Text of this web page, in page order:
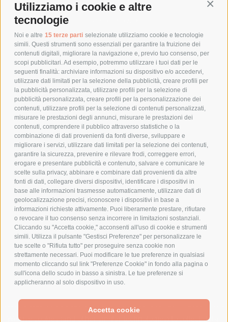
Utilizziamo i cookie e altre
tecnologie
Noi e altre 15 terze parti selezionate utilizziamo cookie e tecnologie
simili. Questi strumenti sono essenziali per garantire la fruizione dei
contenuti digitali, migliorare la navigazione e, previo tuo consenso, per
scopi pubblicitari. Ad esempio, potremmo utilizzare i tuoi dati per le
seguenti finalità: archiviare informazioni su dispositivo e/o accedervi,
utilizzare dati limitati per la selezione della pubblicità, creare profili per
la pubblicità personalizzata, utilizzare profili per la selezione di
pubblicità personalizzata, creare profili per la personalizzazione dei
contenuti, utilizzare profili per la selezione di contenuti personalizzati,
misurare le prestazioni degli annunci, misurare le prestazioni dei
contenuti, comprendere il pubblico attraverso statistiche o la
combinazione di dati provenienti da fonti diverse, sviluppare e
migliorare i servizi, utilizzare dati limitati per la selezione dei contenuti,
garantire la sicurezza, prevenire e rilevare frodi, correggere errori,
erogare e presentare pubblicità e contenuto, salvare e comunicare le
scelte sulla privacy, abbinare e combinare dati provenienti da altre
fonti di dati, collegare diversi dispositivi, identificare i dispositivi in
base alle informazioni trasmesse automaticamente, utilizzare dati di
geolocalizzazione precisi, riconoscere i dispositivi in base a
informazioni richieste attivamente. Puoi liberamente prestare, rifiutare
o revocare il tuo consenso senza incorrere in limitazioni sostanziali.
Cliccando su "Accetta cookie," acconsenti all'uso di cookie e strumenti
simili. Utilizza il pulsante "Gestisci Preferenze" per personalizzare le
tue scelte o "Rifiuta tutto" per proseguire senza cookie non
strettamente necessari. Puoi modificare le tue preferenze in qualsiasi
momento cliccando sul link "Preferenze Cookie" in fondo alla pagina o
sull'icona dello scudo in basso a sinistra. Le tue preferenze si
applicheranno al solo dispositivo in uso.
Accetta cookie
COSTI DI SPEDIZIONE
POLITICA DI RESO
POLICY
PRIVACY POLICY
COOKIE POLICY
PAGAMENTI SICURI
AZIENDA
CHI SIAMO
MARCHI TRATTATI
CONDOMINI
Bonifico
Bancario
SPESA ELETTRICA SOCIETA CONSORTILE A RESPONSABILITA LIMITATA - VIALE
MILANOFIORI, STRADA 4 - PALAZZO A5 20057, ASSAGO MILANO - PARTITA IVA
We use cookies (and other similar technologies) to collect data